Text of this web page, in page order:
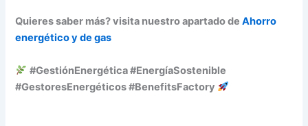
Quieres saber más? visita nuestro apartado deAhorro
energético y de gas
#GestiónEnergética #EnergíaSostenible
#GestoresEnergéticos #BenefitsFactory